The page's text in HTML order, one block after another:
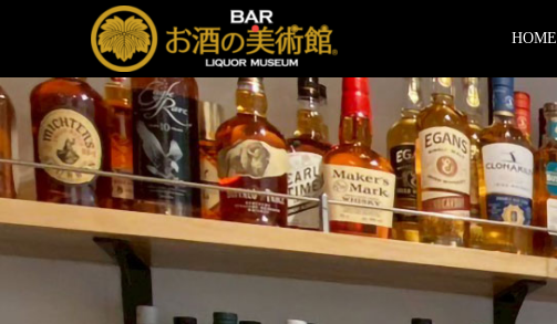
HOME